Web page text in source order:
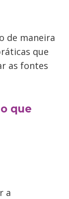
de maneira
que
as fontes
que
a